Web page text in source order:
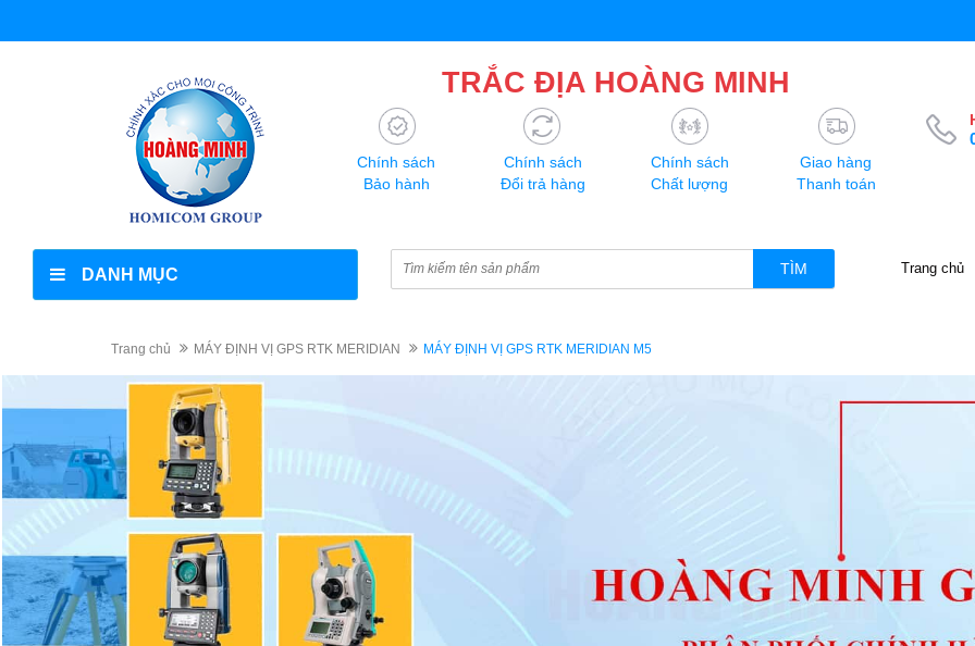
TRẮC ĐỊA HOÀNG MINH
Chính sách
Bảo hành
Chính sách
Đổi trả hàng
Chính sách
Chất lượng
Giao hàng
Thanh toán
DANH MỤC TÌM Trang chủ
Trang chủ MÁY ĐỊNH VỊ GPS RTK MERIDIAN MÁY ĐỊNH VỊ GPS RTK MERIDIAN M5